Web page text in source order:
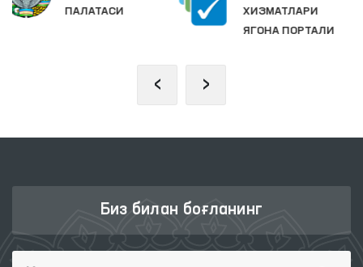
ХИЗМАТЛАРИ
ПОРТАЛИ
‹ ›
Биз билан боғланинг